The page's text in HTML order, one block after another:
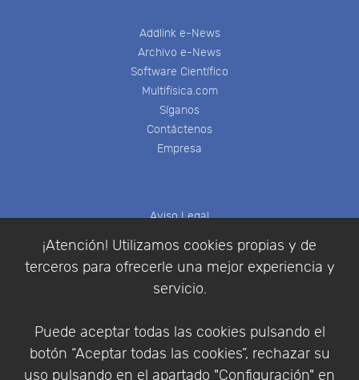
¡Atención! Utilizamos cookies propias y de
terceros para ofrecerle una mejor experiencia y
servicio.
Puede aceptar todas las cookies pulsando el
botón “Aceptar todas las cookies”, rechazar su
uso pulsando en el apartado "Configuración" en
Addlink e-News
Archivo e-News
Software Científico
Multifisica.com
Síganos
Contáctenos
Empresa
Aviso Legal
Política de Privacidad
Condiciones de compra
Identificarse